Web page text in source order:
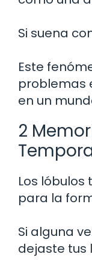
Si suena
Este
problemas
en un
2
Los
para la
Si alguna
dejaste tus